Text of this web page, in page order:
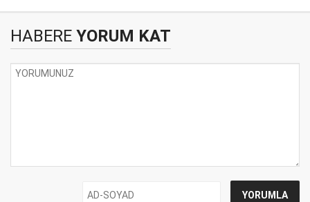
HABERE YORUM KAT